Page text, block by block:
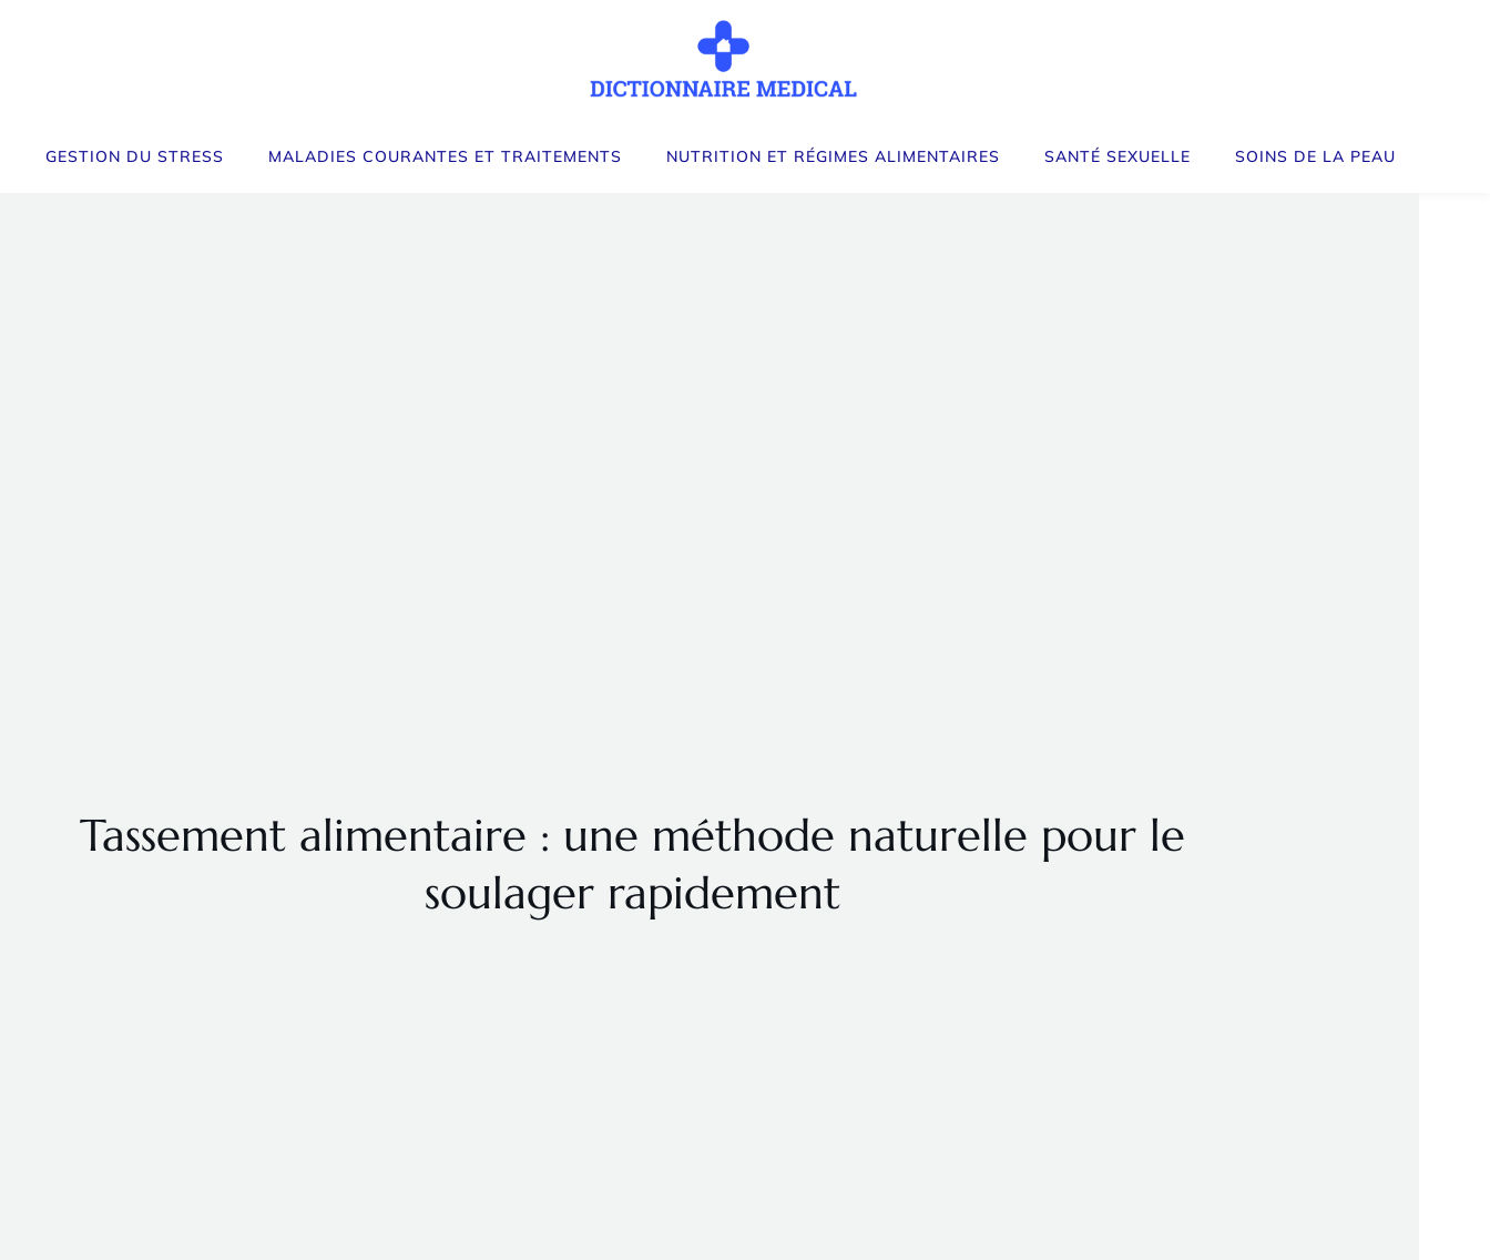
GESTION DU STRESS MALADIES COURANTES ET TRAITEMENTS NUTRITION ET RÉGIMES ALIMENTAIRES SANTÉ SEXUELLE SOINS DE LA PEAU
Tassement alimentaire : une méthode naturelle pour le
soulager rapidement